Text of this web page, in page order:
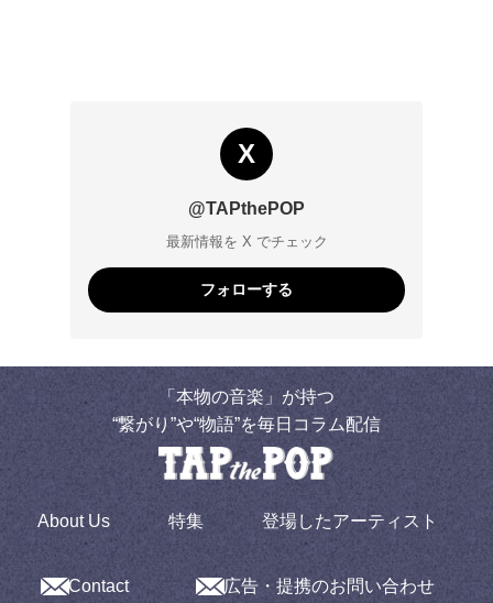
X
@TAPthePOP
最新情報を X でチェック
フォローする
「本物の音楽」が持つ
“繋がり”や“物語”を毎日コラム配信
About Us 特集 登場したアーティスト
Contact 広告・提携のお問い合わせ